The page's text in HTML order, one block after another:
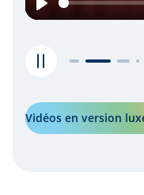
Mettre l'animation
Play
Vidéos en version